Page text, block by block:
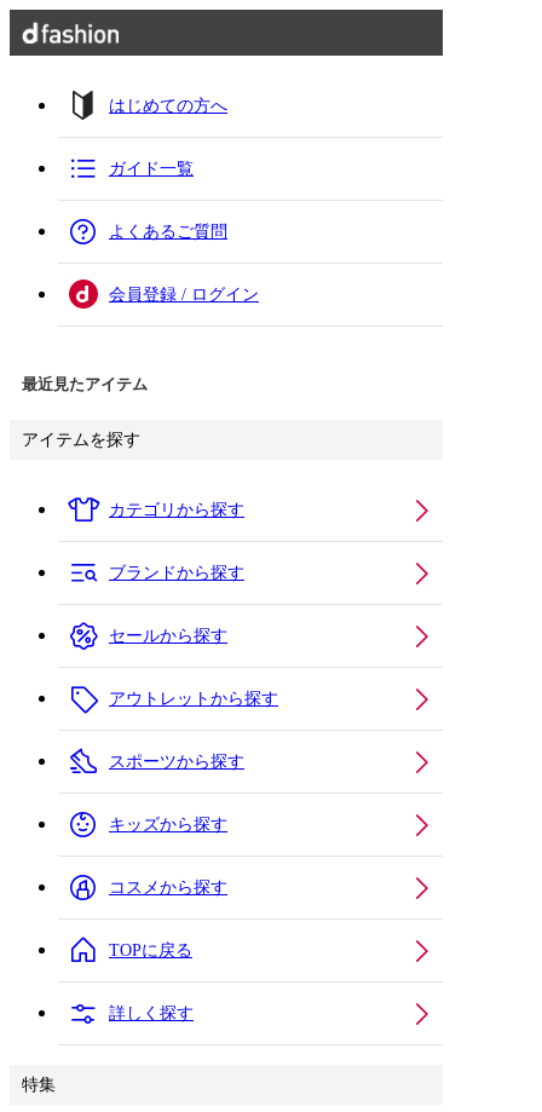
はじめての方へ
ガイド一覧
よくあるご質問
会員登録 / ログイン
最近見たアイテム
アイテムを探す
カテゴリから探す
ブランドから探す
セールから探す
アウトレットから探す
スポーツから探す
キッズから探す
コスメから探す
TOPに戻る
詳しく探す
特集